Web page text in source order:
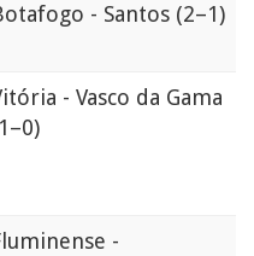
- Santos (2–1)
- Vasco da Gama
-